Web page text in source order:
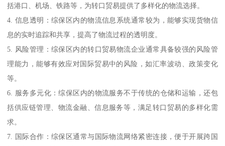
括港口、机场、铁路等，为转口贸易提供了多样化的物流选择。
4. 信息透明：综保区内的物流信息系统通常较为，能够实现货物信
息的实时追踪和共享，提高了物流过程的透明度。
5. 风险管理：综保区内的转口贸易物流企业通常具备较强的风险管
理能力，能够有效应对国际贸易中的风险，如汇率波动、政策变化
等。
6. 服务多元化：综保区内的物流服务不于传统的仓储和运输，还包
括供应链管理、物流金融、信息服务等，满足转口贸易的多样化需
求。
7. 国际合作：综保区通常与国际物流网络紧密连接，便于开展跨国